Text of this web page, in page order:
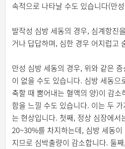
속적으로 나타날 수도 있습니다(만
발작성 심방 세동의 경우, 심계항진
거나 답답하며, 심한 경우 어지럽고
만성 심방 세동의 경우, 위와 같은
이 없을 수도 있습니다. 심방 세동으
축할 때 뿜어내는 혈액의 양)이 감
함을 느낄 수도 있습니다. 이는 두
는 현상입니다. 첫째, 정상 심장에서
20~30%를 차지하는데, 심방 세동
지므로 심박출량이 감소합니다. 둘